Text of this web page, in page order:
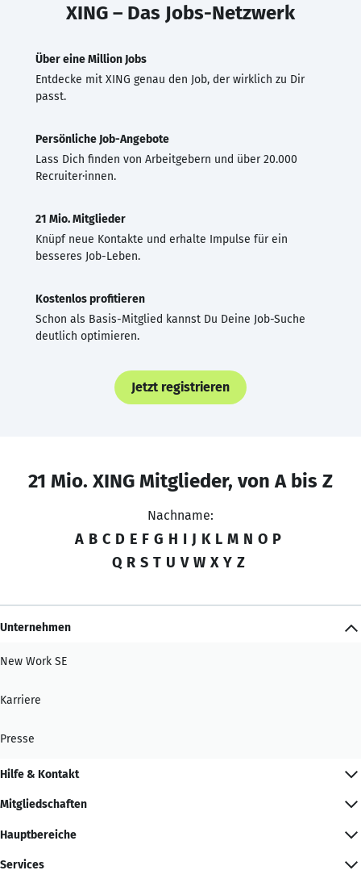
XING – Das Jobs-Netzwerk
Über eine Million Jobs
Entdecke mit XING genau den Job, der wirklich zu Dir
passt.
Persönliche Job-Angebote
Lass Dich finden von Arbeitgebern und über 20.000
Recruiter·innen.
21 Mio. Mitglieder
Knüpf neue Kontakte und erhalte Impulse für ein
besseres Job-Leben.
Kostenlos profitieren
Schon als Basis-Mitglied kannst Du Deine Job-Suche
deutlich optimieren.
Jetzt registrieren
21 Mio. XING Mitglieder, von A bis Z
Nachname:
A B C D E F G H I J K L M N O P
Q R S T U V W X Y Z
Unternehmen
New Work SE
Karriere
Presse
Hilfe & Kontakt
Mitgliedschaften
Hauptbereiche
Services